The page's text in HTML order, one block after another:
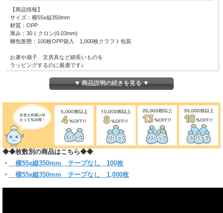
【商品情報】
サイズ：横55x縦350mm
材質：OPP
厚み：30ミクロン(0.03mm)
梱包形態：100枚OPP袋入 1,000枚クラフト包装
お箸や扇子、文房具など細長いものを
ラッピングするのに最適です♪
長いアクセサリーを綺麗に梱包することができます。
ピッタリ・スリムなラッピングにも適しています！
かめください)
▼ 商品説明の続きを見る ▼
◆◆枚数別の商品はこちら◆◆
・
横55x縦350mm テープなし 100枚
・
横55x縦350mm テープなし 1,000枚